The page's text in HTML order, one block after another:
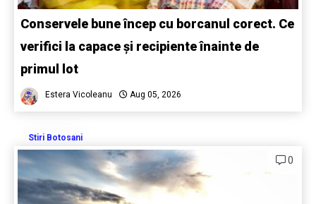
Conservele bune încep cu borcanul corect. Ce
verifici la capace și recipiente înainte de
primul lot
Estera Vicoleanu Aug 05, 2026
Stiri Botosani
0